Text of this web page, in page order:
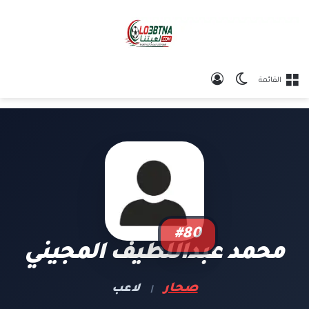
القائمة الوضع المظلم
#80
محمد عبداللطيف المجيني
صحار | لاعب